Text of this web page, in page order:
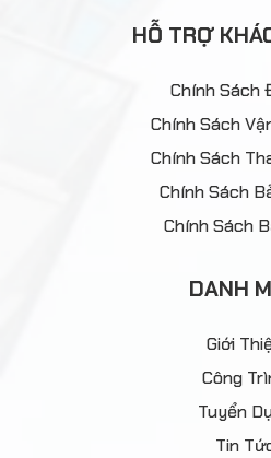
HỖ TRỢ
Chính Sách
Chính Sách
Chính Sách
Chính Sách
Chính Sách
DANH
Giới
Công
Tuyển
Tin